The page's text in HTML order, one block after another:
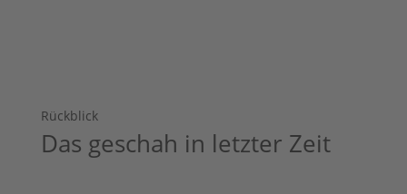
Rückblick
Das geschah in letzter Zeit